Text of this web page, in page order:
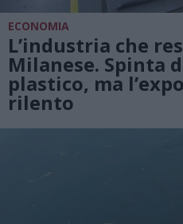
ECONOMIA
L’industria che
Milanese. Spinta
plastico, ma
rilento